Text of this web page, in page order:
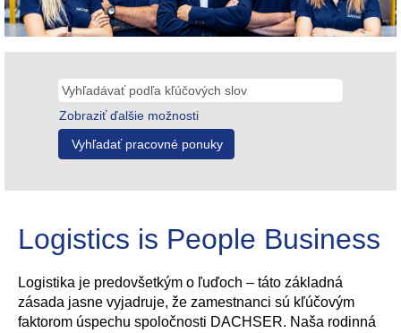
Zobraziť ďalšie možnosti
Logistics is People Business
Logistika je predovšetkým o ľuďoch – táto základná
zásada jasne vyjadruje, že zamestnanci sú kľúčovým
faktorom úspechu spoločnosti DACHSER. Naša rodinná